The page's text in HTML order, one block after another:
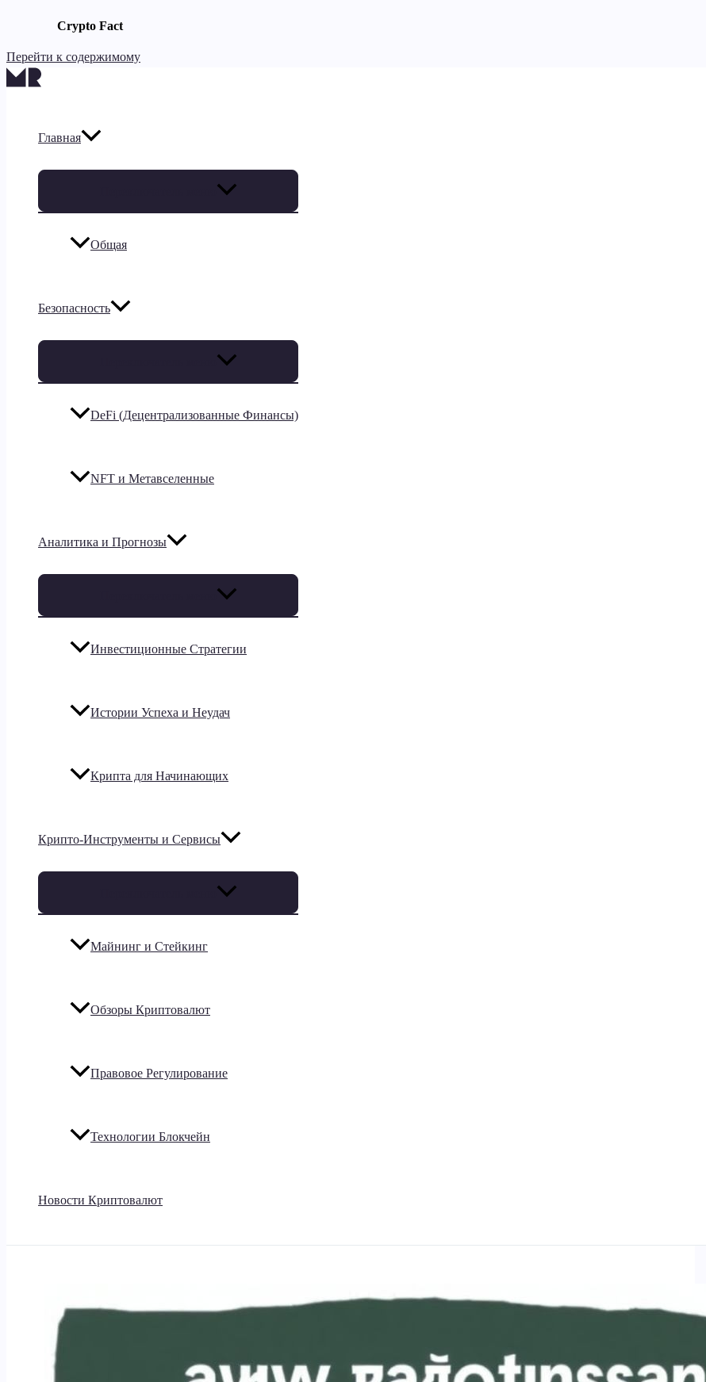
Crypto Fact
Перейти к содержимому
Главная
Общая
Безопасность
DeFi (Децентрализованные Финансы)
NFT и Метавселенные
Аналитика и Прогнозы
Инвестиционные Стратегии
Истории Успеха и Неудач
Крипта для Начинающих
Крипто-Инструменты и Сервисы
Майнинг и Стейкинг
Обзоры Криптовалют
Правовое Регулирование
Технологии Блокчейн
Новости Криптовалют